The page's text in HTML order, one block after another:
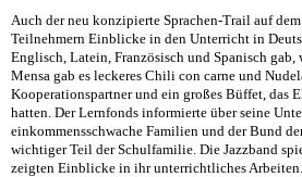
Auch der neu konzipierte Sprachen-Trail auf
Teilnehmern Einblicke in den Unterricht in
Englisch, Latein, Französisch und Spanisch gab,
Mensa gab es leckeres Chili con carne und
Kooperationspartner und ein großes Büffet, das
hatten. Der Lernfonds informierte über seine
einkommensschwache Familien und der Bund
wichtiger Teil der Schulfamilie. Die Jazzband
zeigten Einblicke in ihr unterrichtliches